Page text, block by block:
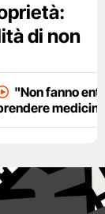
di non
"Non fanno